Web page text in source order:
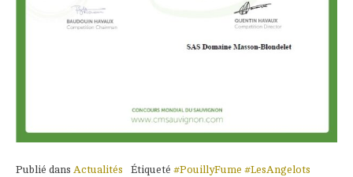
Publié dans Actualités Étiqueté #PouillyFume #LesAngelots